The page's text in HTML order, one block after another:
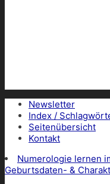
Newsletter
Index /
Seitenübersicht
Kontakt
Numerologie lernen
Geburtsdaten- &